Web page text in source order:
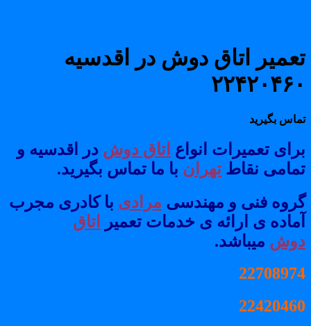
اتاق دوش در اقدسیه
بگیرید
تعمیرات انواعاتاق دوش در اقدسیه و
نقاطتهران با ما تماس بگیرید.
فنی و مهندسی مرادی با کادری مجرب
ی ارائه ی خدمات تعمیراتاق
میباشد.